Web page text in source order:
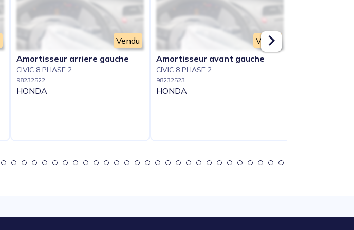
Vendu
Amortisseur arriere gauche
CIVIC 8 PHASE 2
98232522
HONDA
Vendu
Amortisseur avant gauche
CIVIC 8 PHASE 2
98232523
HONDA